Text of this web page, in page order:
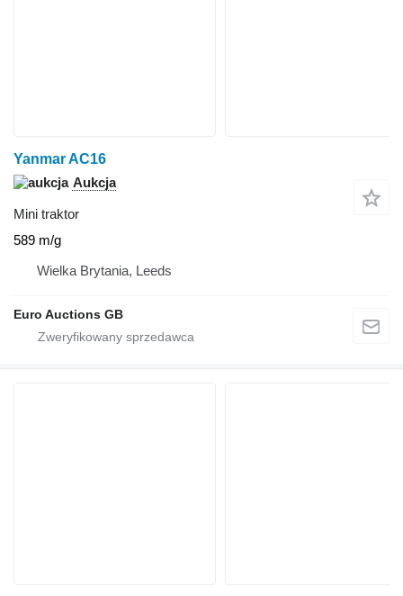
Yanmar AC16
Aukcja
Mini traktor
589 m/g
Wielka Brytania, Leeds
Euro Auctions GB